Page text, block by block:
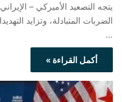
يتجه التصعيد الأميركي –
الضربات المتبادلة، وتزايد
…
أكمل القراءة »